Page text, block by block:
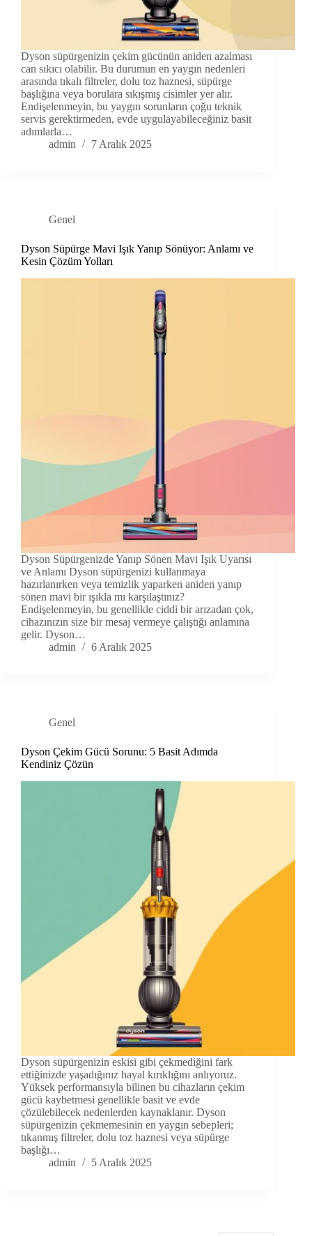
Dyson süpürgenizin çekim gücünün aniden azalması
can sıkıcı olabilir. Bu durumun en yaygın nedenleri
arasında tıkalı filtreler, dolu toz haznesi, süpürge
başlığına veya borulara sıkışmış cisimler yer alır.
Endişelenmeyin, bu yaygın sorunların çoğu teknik
servis gerektirmeden, evde uygulayabileceğiniz basit
adımlarla…
admin
7 Aralık 2025
Genel
Dyson Süpürge Mavi Işık Yanıp Sönüyor: Anlamı ve
Kesin Çözüm Yolları
Dyson Süpürgenizde Yanıp Sönen Mavi Işık Uyarısı
ve Anlamı Dyson süpürgenizi kullanmaya
hazırlanırken veya temizlik yaparken aniden yanıp
sönen mavi bir ışıkla mı karşılaştınız?
Endişelenmeyin, bu genellikle ciddi bir arızadan çok,
cihazınızın size bir mesaj vermeye çalıştığı anlamına
gelir. Dyson…
admin
6 Aralık 2025
Genel
Dyson Çekim Gücü Sorunu: 5 Basit Adımda
Kendiniz Çözün
Dyson süpürgenizin eskisi gibi çekmediğini fark
ettiğinizde yaşadığınız hayal kırıklığını anlıyoruz.
Yüksek performansıyla bilinen bu cihazların çekim
gücü kaybetmesi genellikle basit ve evde
çözülebilecek nedenlerden kaynaklanır. Dyson
süpürgenizin çekmemesinin en yaygın sebepleri;
tıkanmış filtreler, dolu toz haznesi veya süpürge
başlığı…
admin
5 Aralık 2025